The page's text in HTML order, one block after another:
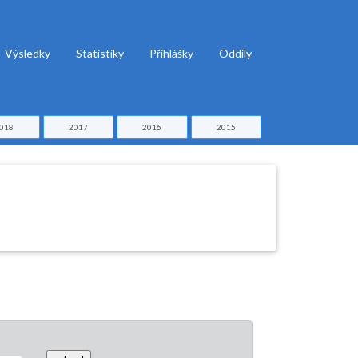
Výsledky Statistiky Přihlášky Oddíly
2017 2016 2015